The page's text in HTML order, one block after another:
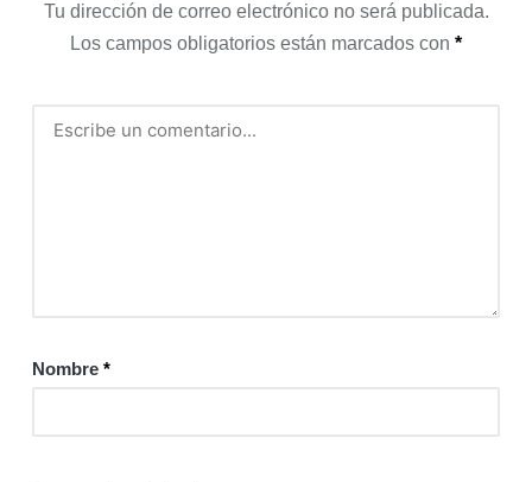
Tu dirección de correo electrónico no será publicada.
Los campos obligatorios están marcados con *
Nombre *